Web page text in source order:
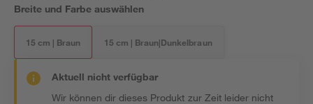
Breite und Farbe auswählen
15 cm | Braun 15 cm | Braun|Dunkelbraun
Aktuell nicht verfügbar
Wir können dir dieses Produkt zur Zeit leider nicht